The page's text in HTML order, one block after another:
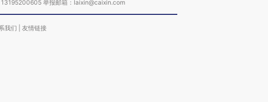
举报邮箱：laixin@caixin.com
我们 友情链接